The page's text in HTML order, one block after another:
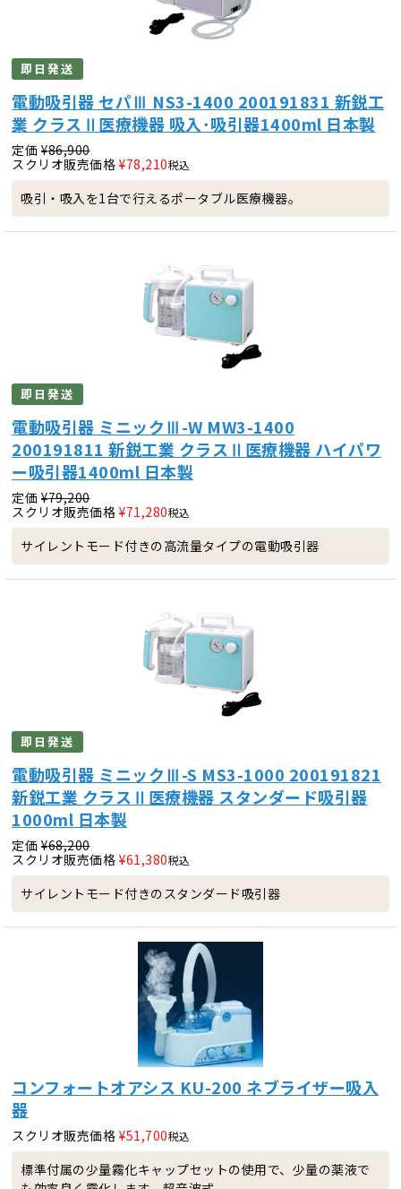
即日発送
電動吸引器 セパⅢ NS3-1400 200191831 新鋭工
業 クラスⅡ医療機器 吸入･吸引器1400ml 日本製
定価 ¥86,900
スクリオ販売価格 ¥78,210税込
吸引・吸入を1台で行えるポータブル医療機器。
即日発送
電動吸引器 ミニックⅢ-W MW3-1400
200191811 新鋭工業 クラスⅡ医療機器 ハイパワ
ー吸引器1400ml 日本製
定価 ¥79,200
スクリオ販売価格 ¥71,280税込
サイレントモード付きの高流量タイプの電動吸引器
即日発送
電動吸引器 ミニックⅢ-S MS3-1000 200191821
新鋭工業 クラスⅡ医療機器 スタンダード吸引器
1000ml 日本製
定価 ¥68,200
スクリオ販売価格 ¥61,380税込
サイレントモード付きのスタンダード吸引器
コンフォートオアシス KU-200 ネブライザー吸入
器
スクリオ販売価格 ¥51,700税込
標準付属の少量霧化キャップセットの使用で、少量の薬液で